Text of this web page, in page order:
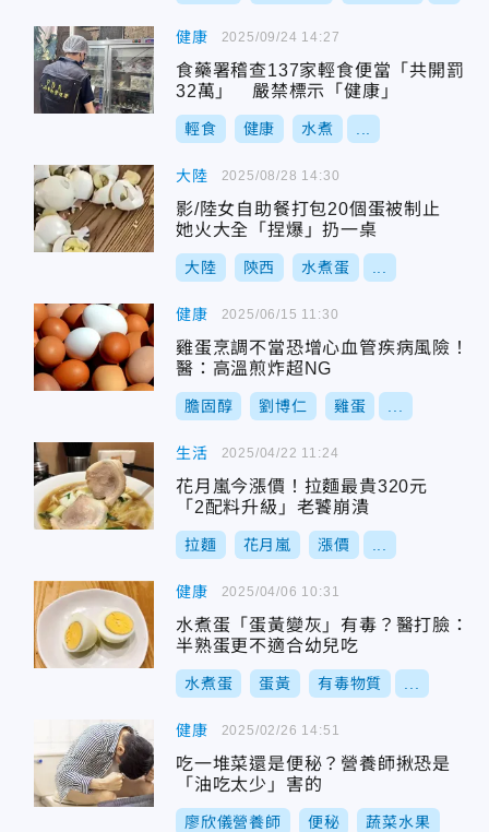
健康
食藥署稽查137家輕食便當「共開罰
32萬」 嚴禁標示「健康」
輕食 健康 水煮
2025/09/24 14:27
大陸
影/陸女自助餐打包20個蛋被制止
她火大全「捏爆」扔一桌
大陸 陝西 水煮蛋
2025/08/28 14:30
健康
雞蛋烹調不當恐增心血管疾病風險！
醫：高溫煎炸超NG
膽固醇 劉博仁 雞蛋
2025/06/15 11:30
生活
花月嵐今漲價！拉麵最貴320元
「2配料升級」老饕崩潰
拉麵 花月嵐 漲價
2025/04/22 11:24
健康
水煮蛋「蛋黃變灰」有毒？醫打臉：
半熟蛋更不適合幼兒吃
水煮蛋 蛋黃 有毒物質
2025/04/06 10:31
健康
吃一堆菜還是便秘？營養師揪恐是
「油吃太少」害的
廖欣儀營養師 便秘 蔬菜水果
2025/02/26 14:51